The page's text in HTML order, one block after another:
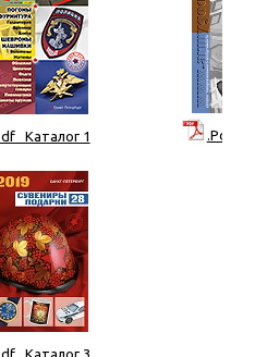
Каталог 1 .Pdf
Каталог 3